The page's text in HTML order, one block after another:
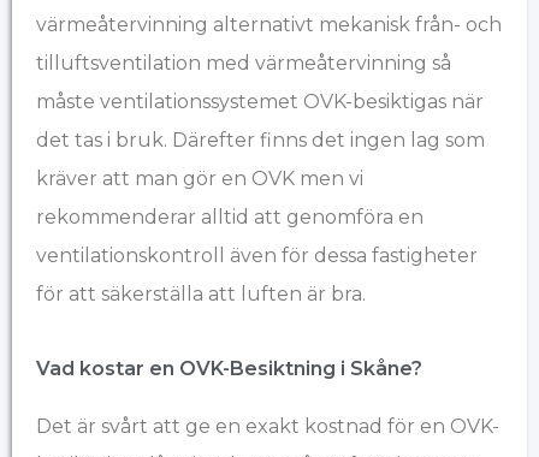
värmeåtervinning alternativt mekanisk från- och
tilluftsventilation med värmeåtervinning så
måste ventilationssystemet OVK-besiktigas när
det tas i bruk. Därefter finns det ingen lag som
kräver att man gör en OVK men vi
rekommenderar alltid att genomföra en
ventilationskontroll även för dessa fastigheter
för att säkerställa att luften är bra.
Vad kostar en OVK-Besiktning i Skåne?​
Det är svårt att ge en exakt kostnad för en OVK-